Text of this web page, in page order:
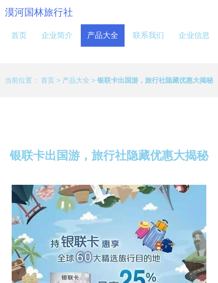
漠河国林旅行社
首页 企业简介 产品大全 联系我们 企业信息
当前位置： 首页 > 产品大全 > 银联卡出国游，旅行社隐藏优惠大揭秘
银联卡出国游，旅行社隐藏优惠大揭秘